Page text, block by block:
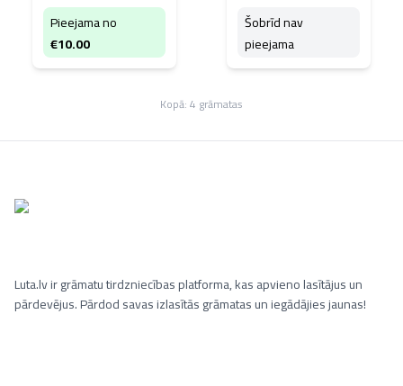
Pieejama no
€10.00
Šobrīd nav
pieejama
Kopā:4 grāmatas
Luta.lv ir grāmatu tirdzniecības platforma, kas apvieno lasītājus un
pārdevējus. Pārdod savas izlasītās grāmatas un iegādājies jaunas!